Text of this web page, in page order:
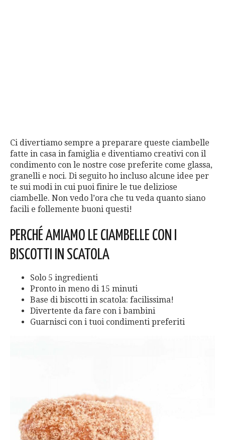
Ci divertiamo sempre a preparare queste ciambelle
fatte in casa in famiglia e diventiamo creativi con il
condimento con le nostre cose preferite come glassa,
granelli e noci. Di seguito ho incluso alcune idee per
te sui modi in cui puoi finire le tue deliziose
ciambelle. Non vedo l’ora che tu veda quanto siano
facili e follemente buoni questi!
PERCHÉ AMIAMO LE CIAMBELLE CON I
BISCOTTI IN SCATOLA
Solo 5 ingredienti
Pronto in meno di 15 minuti
Base di biscotti in scatola: facilissima!
Divertente da fare con i bambini
Guarnisci con i tuoi condimenti preferiti